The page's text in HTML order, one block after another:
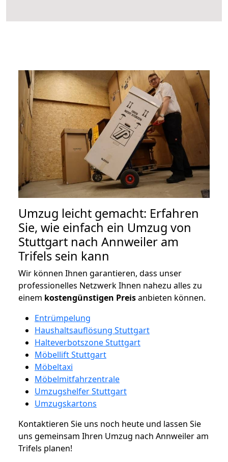
Umzug leicht gemacht: Erfahren
Sie, wie einfach ein Umzug von
Stuttgart nach Annweiler am
Trifels sein kann
Wir können Ihnen garantieren, dass unser
professionelles Netzwerk Ihnen nahezu alles zu
einem kostengünstigen Preisanbieten können.
Entrümpelung
Haushaltsauflösung Stuttgart
Halteverbotszone Stuttgart
Möbellift Stuttgart
Möbeltaxi
Möbelmitfahrzentrale
Umzugshelfer Stuttgart
Umzugskartons
Kontaktieren Sie uns noch heute und lassen Sie
uns gemeinsam Ihren Umzug nach Annweiler am
Trifels planen!